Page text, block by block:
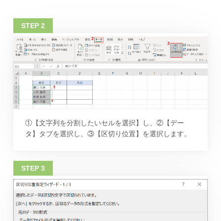
①【文字列を分割したいセルを選択】し、②【デー
タ】タブを選択し、③【区切り位置】を選択します。